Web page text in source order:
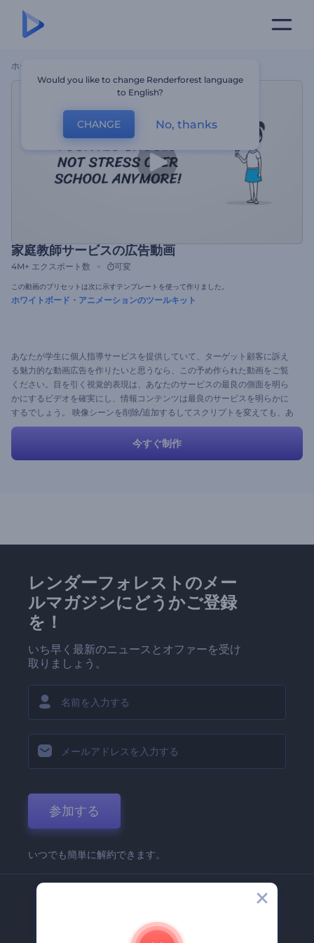
ホーム
家庭教師サービスの広告動画
4M+ エクスポート数 可変
この動画のプリセットは次に示すテンプレートを使って作りました。
ホワイトボード・アニメーションのツールキット
あなたが学生に個人指導サービスを提供していて、ターゲット顧客に訴え
る魅力的な動画広告を作りたいと思うなら、この予め作られた動画をご覧
ください。目を引く視覚的表現は、あなたのサービスの最良の側面を明ら
かにするビデオを確実にし、情報コンテンツは最良のサービスを明らかに
するでしょう。 映像シーンを削除/追加するしてスクリプトを変えても、あ
るいはストーリーをそのままにすることもできます。
今すぐ制作
レンダーフォレストのメー
ルマガジンにどうかご登録
を！
いち早く最新のニュースとオファーを受け
取りましょう。
参加する
いつでも簡単に解約できます。
Renderforest 企業情報
Would you like to change Renderforest language
to English?
CHANGE No, thanks